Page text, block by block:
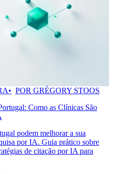
POR GRÉGORY STOOS
Como as Clínicas São
podem melhorar a sua
por IA. Guia prático sobre
de citação por IA para